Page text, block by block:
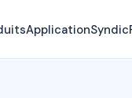
Application